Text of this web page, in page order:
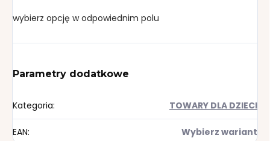
wybierz opcję w odpowiednim polu
Parametry dodatkowe
Kategoria: TOWARY DLA DZIECI
EAN: Wybierz wariant